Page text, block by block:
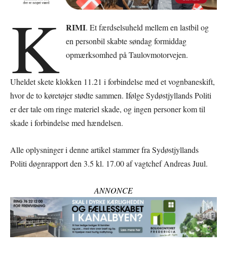
K RIMI. Et færdselsuheld mellem en lastbil og
en personbil skabte søndag formiddag
opmærksomhed på Taulovmotorvejen.
Uheldet skete klokken 11.21 i forbindelse med et vognbaneskift,
hvor de to køretøjer stødte sammen. Ifølge Sydøstjyllands Politi
er der tale om ringe materiel skade, og ingen personer kom til
skade i forbindelse med hændelsen.
Alle oplysninger i denne artikel stammer fra Sydøstjyllands
Politi døgnrapport den 3.5 kl. 17.00 af vagtchef Andreas Juul.
ANNONCE